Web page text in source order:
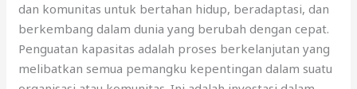
dan komunitas untuk bertahan hidup, beradaptasi, dan
berkembang dalam dunia yang berubah dengan cepat.
Penguatan kapasitas adalah proses berkelanjutan yang
melibatkan semua pemangku kepentingan dalam suatu